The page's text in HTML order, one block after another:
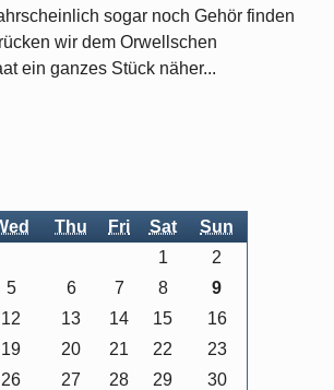
sogar noch Gehör finden
wir dem Orwellschen
ein ganzes Stück näher...
Thu Fri Sat Sun
1
2
5 6 7 8
9
12 13 14 15
16
19 20 21 22
23
26 27 28 29
30